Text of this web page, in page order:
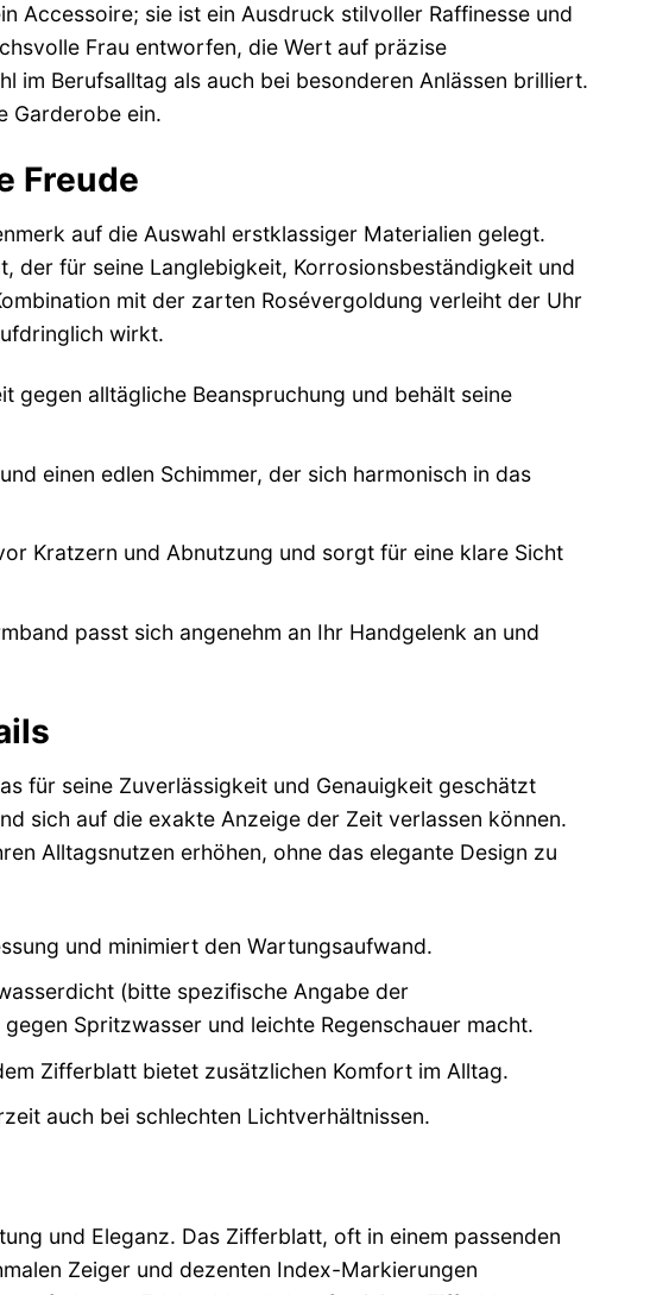
Accessoire; sie ist ein Ausdruck stilvoller Raffinesse und
Frau entworfen, die Wert auf präzise
im Berufsalltag als auch bei besonderen Anlässen brilliert.
Garderobe ein.
Freude
auf die Auswahl erstklassiger Materialien gelegt.
der für seine Langlebigkeit, Korrosionsbeständigkeit und
mit der zarten Rosévergoldung verleiht der Uhr
wirkt.
gegen alltägliche Beanspruchung und behält seine
einen edlen Schimmer, der sich harmonisch in das
Kratzern und Abnutzung und sorgt für eine klare Sicht
passt sich angenehm an Ihr Handgelenk an und
für seine Zuverlässigkeit und Genauigkeit geschätzt
sich auf die exakte Anzeige der Zeit verlassen können.
Alltagsnutzen erhöhen, ohne das elegante Design zu
und minimiert den Wartungsaufwand.
(bitte spezifische Angabe der
Spritzwasser und leichte Regenschauer macht.
Zifferblatt bietet zusätzlichen Komfort im Alltag.
auch bei schlechten Lichtverhältnissen.
und Eleganz. Das Zifferblatt, oft in einem passenden
Zeiger und dezenten Index-Markierungen